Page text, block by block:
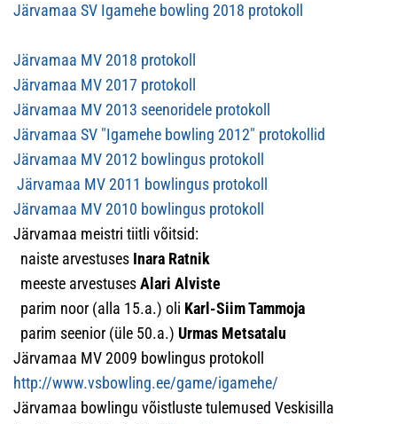
Järvamaa SV Igamehe bowling 2018 protokoll
Järvamaa MV 2018 protokoll
Järvamaa MV 2017 protokoll
Järvamaa MV 2013 seenoridele protokoll
Järvamaa SV "Igamehe bowling 2012" protokollid
Järvamaa MV 2012 bowlingus protokoll
Järvamaa MV 2011 bowlingus protokoll
Järvamaa MV 2010 bowlingus protokoll
Järvamaa meistri tiitli võitsid:
naiste arvestuses Inara Ratnik
meeste arvestusesAlari Alviste
parim noor (alla 15.a.) oli Karl-Siim Tammoja
parim seenior (üle 50.a.) Urmas Metsatalu
Järvamaa MV 2009 bowlingus protokoll
http://www.vsbowling.ee/game/igamehe/
Järvamaa bowlingu võistluste tulemused Veskisilla